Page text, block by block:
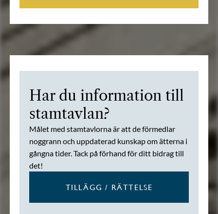
Har du information till
stamtavlan?
Målet med stamtavlorna är att de förmedlar
noggrann och uppdaterad kunskap om ätterna i
gångna tider. Tack på förhand för ditt bidrag till
det!
TILLÄGG / RÄTTELSE